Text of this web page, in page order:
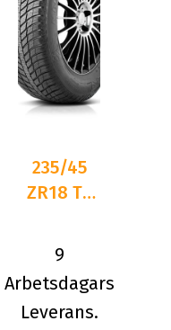
235/45
ZR18 TL
ROADHOG
RGAS02
XL
9
Arbetsdagars
Leverans.